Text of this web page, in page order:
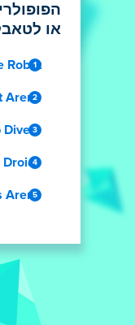
או
Robot
Arena
Divers
Droids
Arena